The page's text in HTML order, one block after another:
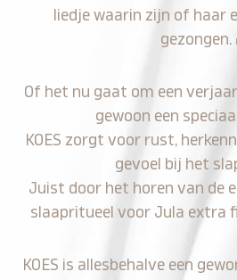
liedje waarin zijn of haar
gezongen.
Of het nu gaat om een
gewoon een
KOES zorgt voor rust,
gevoel bij het
Juist door het horen van de
slaapritueel voor Jula extra
KOES is allesbehalve een